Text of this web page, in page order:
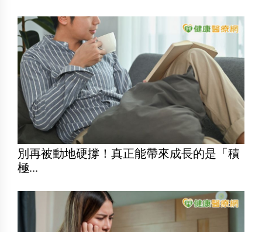
別再被動地硬撐！真正能帶來成長的是「積
極...